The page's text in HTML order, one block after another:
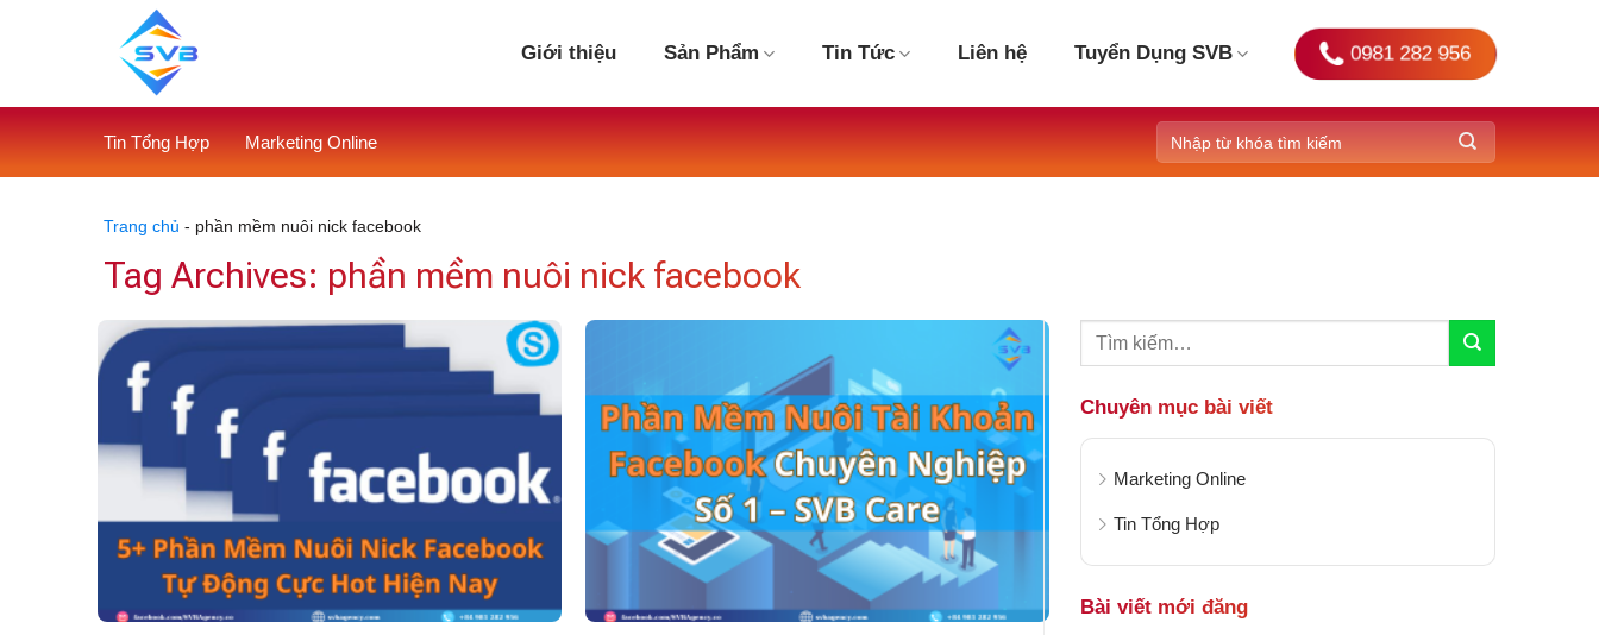
Giới thiệu Sản Phẩm Tin Tức Liên hệ Tuyển Dụng SVB 0981 282 956
Tin Tổng Hợp Marketing Online
Trang chủ - phần mềm nuôi nick facebook
Tag Archives: phần mềm nuôi nick facebook
Chuyên mục bài viết
Marketing Online
Tin Tổng Hợp
Bài viết mới đăng